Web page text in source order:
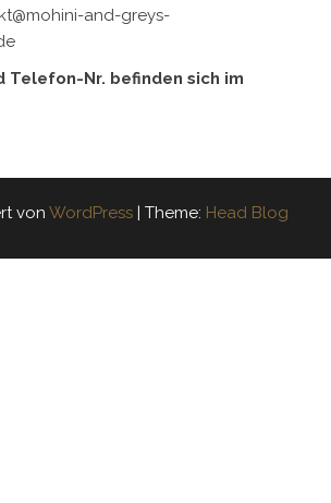
and-greys-
Telefon-Nr. befinden sich im
von WordPress | Theme: Head Blog